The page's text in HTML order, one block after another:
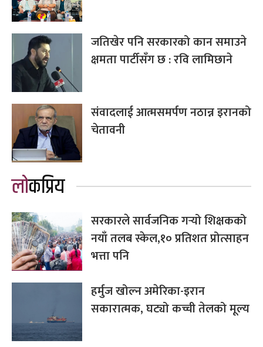
जतिखेर पनि सरकारको कान समाउने
क्षमता पार्टीसँग छ : रवि लामिछाने
संवादलाई आत्मसमर्पण नठान्न इरानको
चेतावनी
लोकप्रिय
सरकारले सार्वजनिक गर्‍यो शिक्षकको
नयाँ तलब स्केल,१० प्रतिशत प्रोत्साहन
भत्ता पनि
हर्मुज खोल्न अमेरिका-इरान
सकारात्मक, घट्यो कच्ची तेलको मूल्य